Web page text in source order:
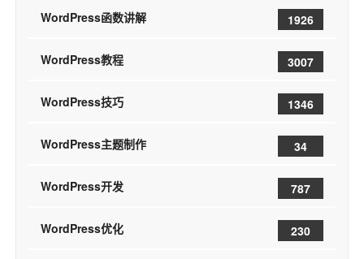
WordPress函数讲解 1926
WordPress教程 3007
WordPress技巧 1346
WordPress主题制作 34
WordPress开发 787
WordPress优化 230